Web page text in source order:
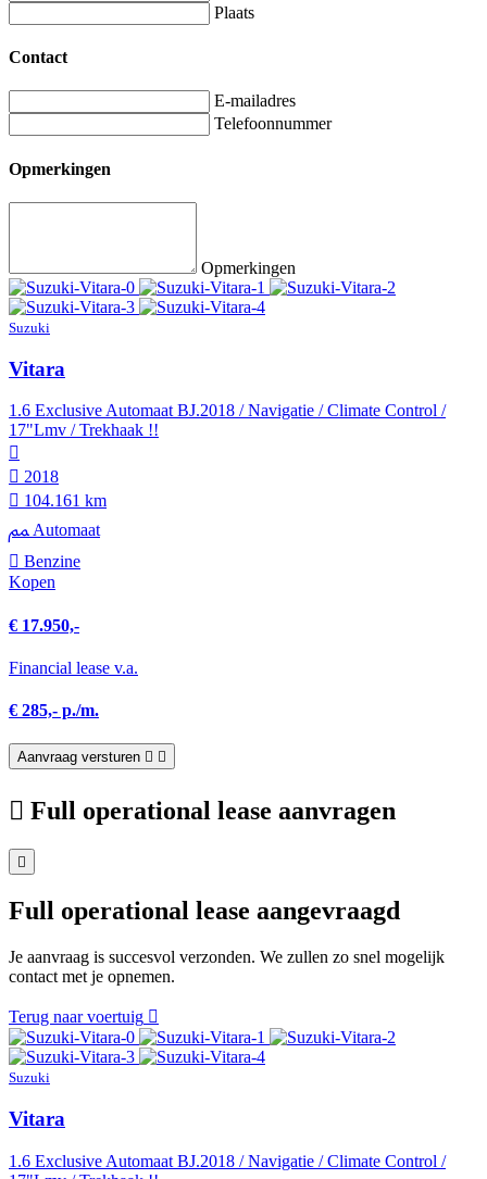
Plaats
Contact
E-mailadres
Telefoonnummer
Opmerkingen
Opmerkingen
Suzuki
Vitara
1.6 Exclusive Automaat BJ.2018 / Navigatie / Climate Control /
17"Lmv / Trekhaak !!
2018
104.161 km
Automaat
Benzine
Kopen
€ 17.950,-
Financial lease v.a.
€ 285,- p./m.
Aanvraag versturen
Full operational lease aanvragen
Full operational lease aangevraagd
Je aanvraag is succesvol verzonden. We zullen zo snel mogelijk
contact met je opnemen.
Terug naar voertuig
Suzuki
Vitara
1.6 Exclusive Automaat BJ.2018 / Navigatie / Climate Control /